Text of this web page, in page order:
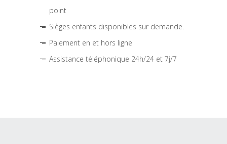
point
Sièges enfants disponibles sur demande.
Paiement en et hors ligne
Assistance téléphonique 24h/24 et 7j/7